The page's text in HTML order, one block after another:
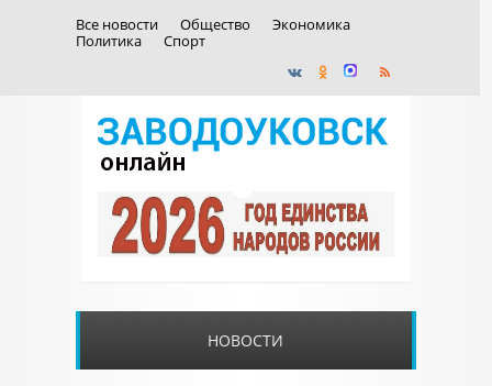
Все новости Общество
Экономика
Политика
Спорт
НОВОСТИ